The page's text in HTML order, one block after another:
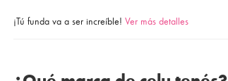
¡Tú funda va a ser increíble! Ver más detalles